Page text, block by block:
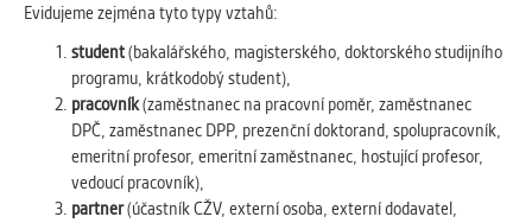
Evidujeme zejména tyto typy vztahů:
student(bakalářského, magisterského, doktorského studijního
programu, krátkodobý student),
pracovník(zaměstnanec na pracovní poměr, zaměstnanec
DPČ, zaměstnanec DPP, prezenční doktorand, spolupracovník,
emeritní profesor, emeritní zaměstnanec, hostující profesor,
vedoucí pracovník),
partner(účastník CŽV, externí osoba, externí dodavatel,